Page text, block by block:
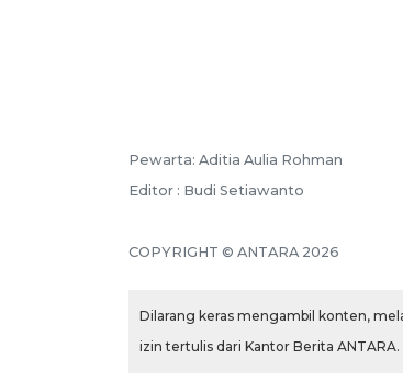
Pewarta: Aditia Aulia Rohman
Editor : Budi Setiawanto
COPYRIGHT © ANTARA 2026
Dilarang keras mengambil konten,
izin tertulis dari Kantor Berita ANTARA.